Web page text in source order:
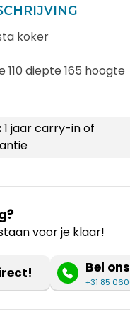
koker
diepte 165 hoogte
1 jaar carry-in of
voor je klaar!
Bel
+31 85